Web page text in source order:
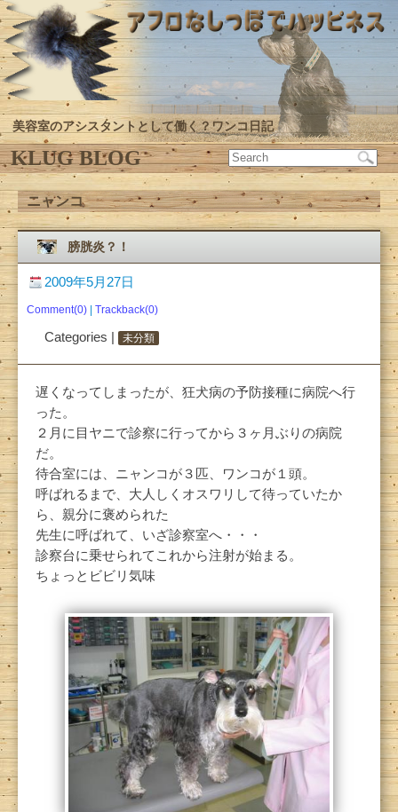
美容室のアシスタントとして働く？ワンコ日記
KLUG BLOG
ニャンコ
膀胱炎？！
2009年5月27日
Comment(0) Trackback(0)
Categories | 未分類
遅くなってしまったが、狂犬病の予防接種に病院へ行
った。
２月に目ヤニで診察に行ってから３ヶ月ぶりの病院
だ。
待合室には、ニャンコが３匹、ワンコが１頭。
呼ばれるまで、大人しくオスワリして待っていたか
ら、親分に褒められた
先生に呼ばれて、いざ診察室へ・・・
診察台に乗せられてこれから注射が始まる。
ちょっとビビリ気味